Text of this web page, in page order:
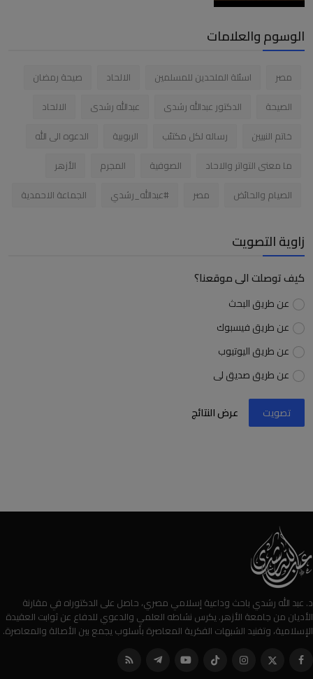
الوسوم والعلامات
مصر اسئلة الملحدين للمسلمين الالحاد
صيحة رمضان
الصيحة
الدكتور عبدالله رشدى عبدالله رشدى
الالحاد
خاتم النبيين
رساله لكل مكتئب الربوبية
الدعوه الى الله
ما معنى التواتر والاحاد
الصوفية المجرم
الأزهر
الصيام والحائض
مصر #عبدالله_رشدي الجماعة الاحمدية
زاوية التصويت
كيف توصلت الى موقعنا؟
عن طريق البحث
عن طريق فيسبوك
عن طريق اليوتيوب
عن طريق صديق لى
تصويت عرض النتائج
د. عبد الله رشدي باحث وداعية إسلامي مصري، حاصل على الدكتوراه في مقارنة
الأديان من جامعة الأزهر. يكرس نشاطه العلمي والدعوي للدفاع عن ثوابت العقيدة
الإسلامية، وتفنيد الشبهات الفكرية المعاصرة بأسلوب يجمع بين الأصالة والمعاصرة.